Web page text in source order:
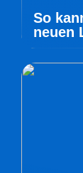
So
neuen